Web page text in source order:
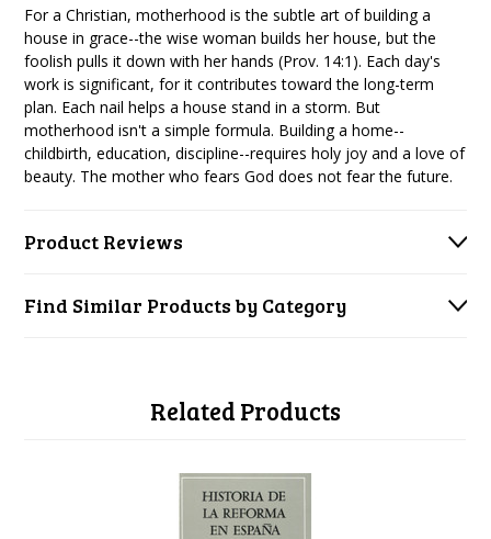
For a Christian, motherhood is the subtle art of building a
house in grace--the wise woman builds her house, but the
foolish pulls it down with her hands (Prov. 14:1). Each day's
work is significant, for it contributes toward the long-term
plan. Each nail helps a house stand in a storm. But
motherhood isn't a simple formula. Building a home--
childbirth, education, discipline--requires holy joy and a love of
beauty. The mother who fears God does not fear the future.
Product Reviews
Find Similar Products by Category
Related Products